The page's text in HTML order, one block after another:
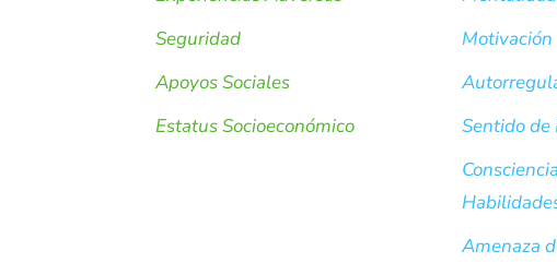
Seguridad
Apoyos Sociales
Estatus Socioeconómico
Motivación
Sentido de
Amenaza